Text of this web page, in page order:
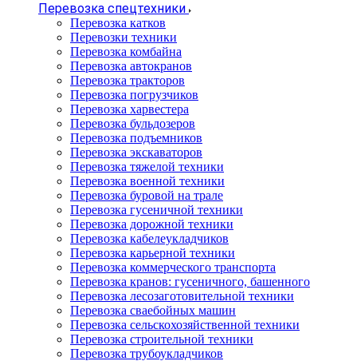
Перевозка спецтехники
Перевозка катков
Перевозки техники
Перевозка комбайна
Перевозка автокранов
Перевозка тракторов
Перевозка погрузчиков
Перевозка харвестера
Перевозка бульдозеров
Перевозка подъемников
Перевозка экскаваторов
Перевозка тяжелой техники
Перевозка военной техники
Перевозка буровой на трале
Перевозка гусеничной техники
Перевозка дорожной техники
Перевозка кабелеукладчиков
Перевозка карьерной техники
Перевозка коммерческого транспорта
Перевозка кранов: гусеничного, башенного
Перевозка лесозаготовительной техники
Перевозка сваебойных машин
Перевозка сельскохозяйственной техники
Перевозка строительной техники
Перевозка трубоукладчиков